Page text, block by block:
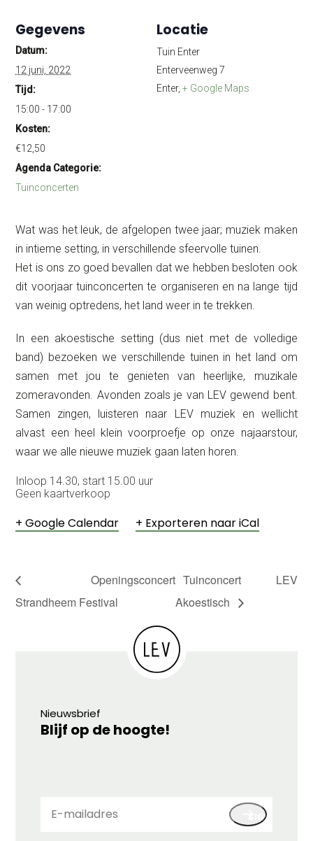
Wat was het leuk, de afgelopen twee jaar; muziek maken
in intieme setting, in verschillende sfeervolle tuinen.
Het is ons zo goed bevallen dat we hebben besloten ook
dit voorjaar tuinconcerten te organiseren en na lange tijd
van weinig optredens, het land weer in te trekken.
In een akoestische setting (dus niet met de volledige
band) bezoeken we verschillende tuinen in het land om
samen met jou te genieten van heerlijke, muzikale
zomeravonden. Avonden zoals je van LEV gewend bent.
Samen zingen, luisteren naar LEV muziek en wellicht
alvast een heel klein voorproefje op onze najaarstour,
waar we alle nieuwe muziek gaan laten horen.
Inloop 14.30, start 15.00 uur
Geen kaartverkoop
+ Google Calendar + Exporteren naar iCal
Gegevens
Datum:
12 juni, 2022
Tijd:
15:00 - 17:00
Kosten:
€12,50
Agenda Categorie:
Tuinconcerten
Locatie
Tuin Enter
Enterveenweg 7
Enter, + Google Maps
Openingsconcert
Strandheem Festival
Tuinconcert LEV
Akoestisch
Nieuwsbrief
Blijf op de hoogte!
SIGN UP